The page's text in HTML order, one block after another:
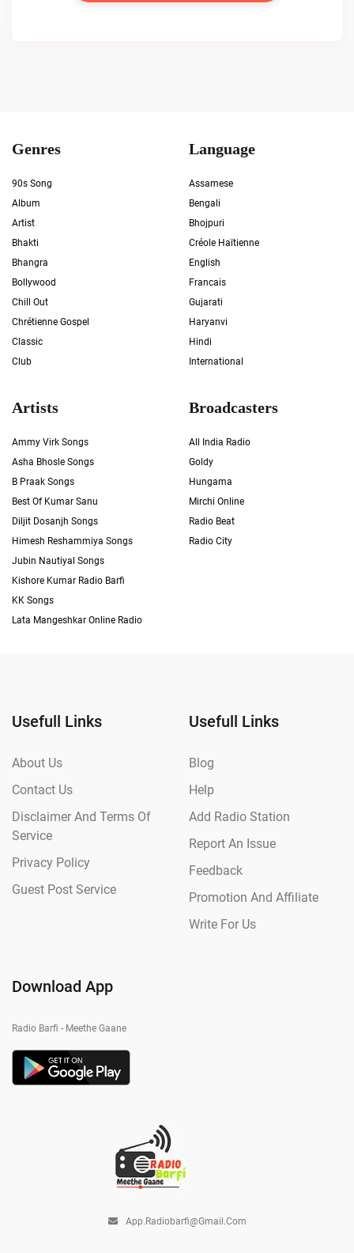
Genres
90s Song
Album
Artist
Bhakti
Bhangra
Bollywood
Chill Out
Chrétienne Gospel
Classic
Club
Language
Assamese
Bengali
Bhojpuri
Créole Haïtienne
English
Francais
Gujarati
Haryanvi
Hindi
International
Artists
Ammy Virk Songs
Asha Bhosle Songs
B Praak Songs
Best Of Kumar Sanu
Diljit Dosanjh Songs
Himesh Reshammiya Songs
Jubin Nautiyal Songs
Kishore Kumar Radio Barfi
KK Songs
Lata Mangeshkar Online Radio
Broadcasters
All India Radio
Goldy
Hungama
Mirchi Online
Radio Beat
Radio City
Usefull Links
About Us
Contact Us
Disclaimer And Terms Of
Service
Privacy Policy
Guest Post Service
Usefull Links
Blog
Help
Add Radio Station
Report An Issue
Feedback
Promotion And Affiliate
Write For Us
Download App
Radio Barfi - Meethe Gaane
App.radiobarfi@gmail.com